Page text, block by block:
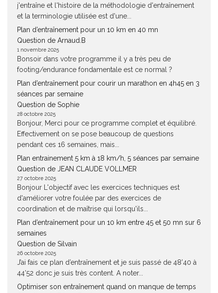
j'entraîne et l'histoire de la méthodologie d'entraînement
et la terminologie utilisée est d'une...
Plan d’entraînement pour un 10 km en 40 mn
Question de Arnaud.B
1 novembre 2025
Bonsoir dans votre programme il y a très peu de
footing/endurance fondamentale est ce normal ?
Plan d’entraînement pour courir un marathon en 4h45 en 3
séances par semaine
Question de Sophie
28 octobre 2025
Bonjour, Merci pour ce programme complet et équilibré.
Effectivement on se pose beaucoup de questions
pendant ces 16 semaines, mais...
Plan entrainement 5 km à 18 km/h, 5 séances par semaine
Question de JEAN CLAUDE VOLLMER
27 octobre 2025
Bonjour L'objectif avec les exercices techniques est
d'améliorer votre foulée par des exercices de
coordination et de maîtrise qui lorsqu'ils...
Plan d’entraînement pour un 10 km entre 45 et 50 mn sur 6
semaines
Question de Silvain
26 octobre 2025
J’ai fais ce plan d’entraînement et je suis passé de 48’40 à
44’52 donc je suis très content. A noter...
Optimiser son entraînement quand on manque de temps